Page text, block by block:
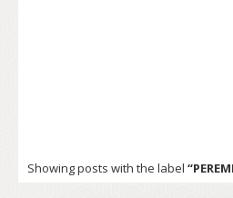
Showing posts with the label